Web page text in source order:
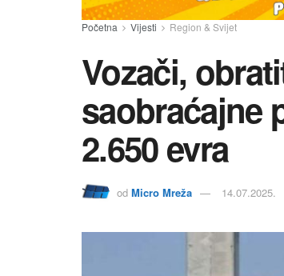
Početna Vijesti Region & Svijet
Vozači,
saobraćajne
2.650 evra
od Micro Mreža 14.07.2025.